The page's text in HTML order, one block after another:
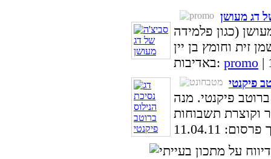
דג מעושן
(כגון פלמידה
באדיבות: promo
פיקנטי
פיקנטי. מנה
11.04.11